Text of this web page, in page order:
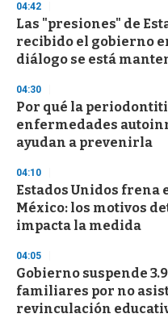
d
s
o
f
3
s
e
c
o
n
04:42
Las "presiones" de
recibido el gobierno
diálogo se está
04:30
Por qué la
enfermedades
ayudan a prevenirla
04:10
Estados Unidos frena
México: los motivos
impacta la medida
04:05
Gobierno suspende
familiares por no
revinculación